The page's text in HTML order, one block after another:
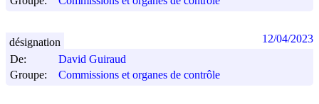
De:
David Guiraud
Groupe:
Commissions et organes de contrôle
désignation 12/04/2023